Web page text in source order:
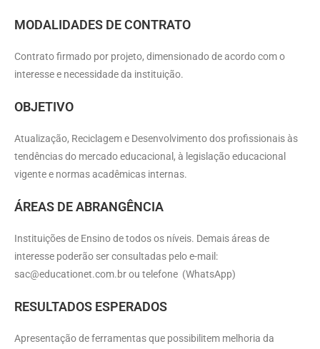
MODALIDADES DE CONTRATO
Contrato firmado por projeto, dimensionado de acordo com o
interesse e necessidade da instituição.
OBJETIVO
Atualização, Reciclagem e Desenvolvimento dos profissionais às
tendências do mercado educacional, à legislação educacional
vigente e normas acadêmicas internas.
ÁREAS DE ABRANGÊNCIA
Instituições de Ensino de todos os níveis. Demais áreas de
interesse poderão ser consultadas pelo e-mail:
sac@educationet.com.brou telefone (WhatsApp)
RESULTADOS ESPERADOS
Apresentação de ferramentas que possibilitem melhoria da